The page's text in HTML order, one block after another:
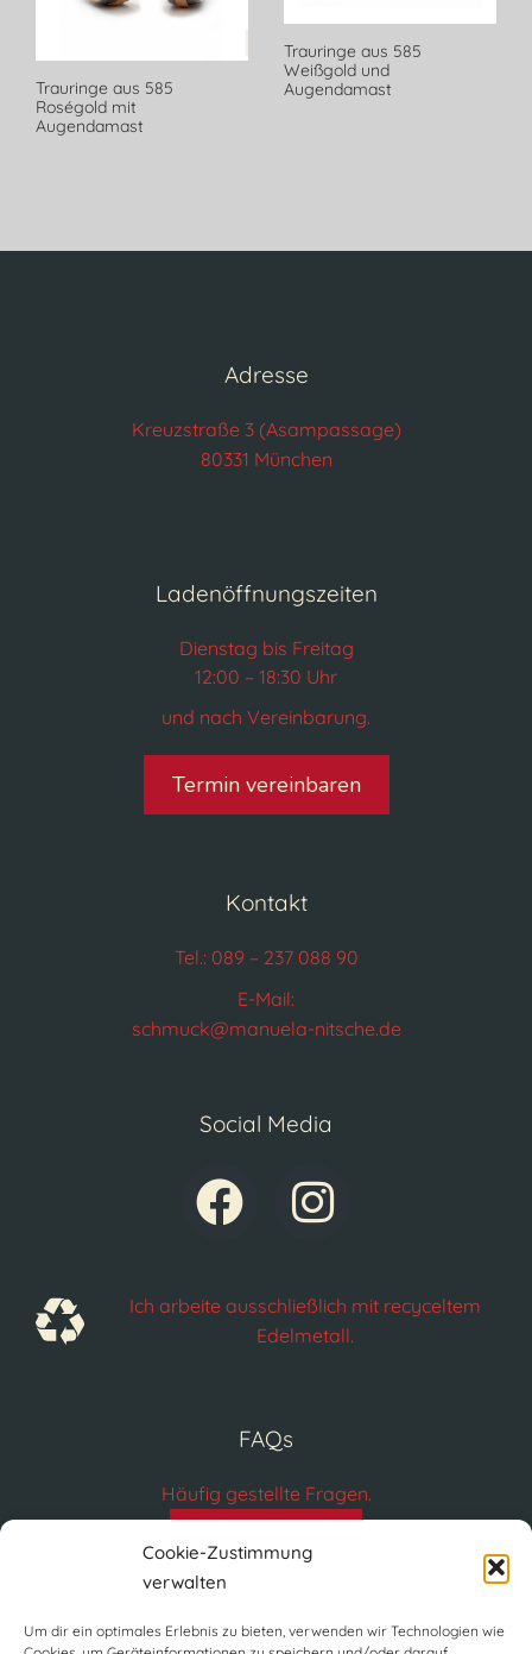
Cookie-Zustimmung
verwalten
Um dir ein optimales Erlebnis zu bieten, verwenden wir Technologien wie
Trauringe aus 585
Roségold mit
Augendamast
Trauringe aus 585
Weißgold und
Augendamast
Adresse
Kreuzstraße 3 (Asampassage)
80331 München
Ladenöffnungszeiten
Dienstag bis Freitag
12:00 – 18:30 Uhr
und nach Vereinbarung.
Termin vereinbaren
Kontakt
Tel.: 089 – 237 088 90
E-Mail:
schmuck@manuela-nitsche.de
Social Media
Ich arbeite ausschließlich mit recyceltem
Edelmetall.
FAQs
Häufig gestellte Fragen.
FAQs